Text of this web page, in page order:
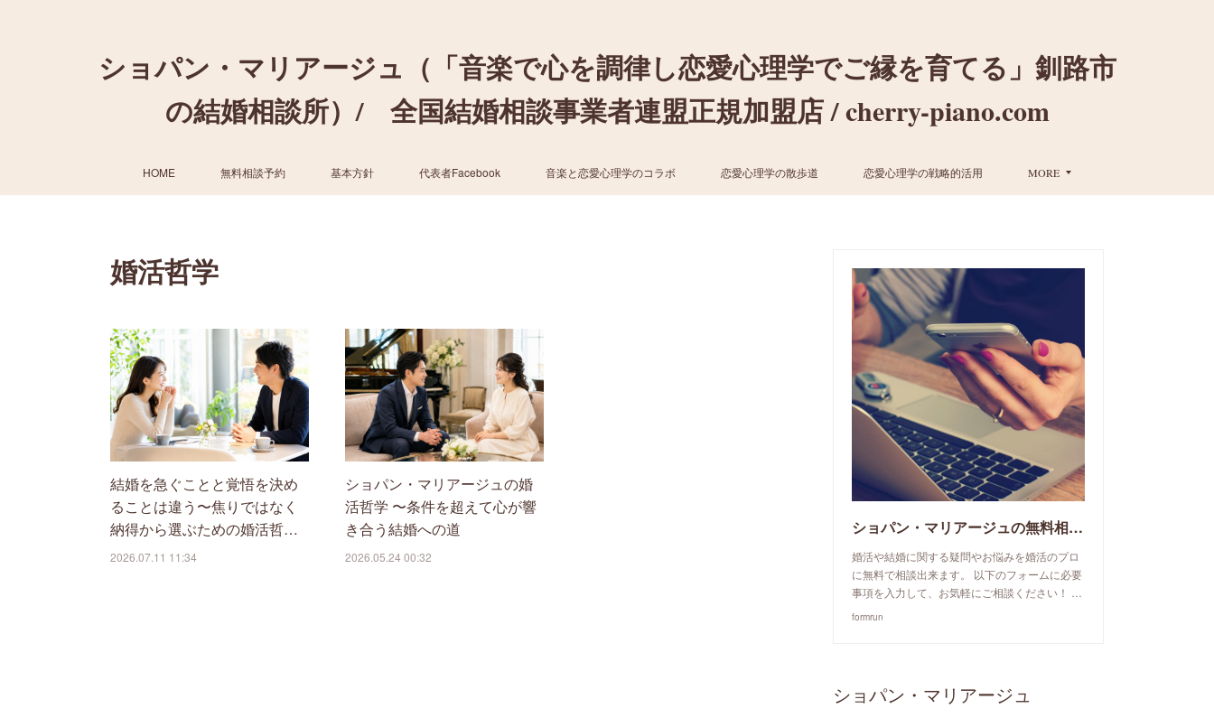
ショパン・マリアージュ（「音楽で心を調律し恋愛心理学でご縁を育てる」釧路市
の結婚相談所）/ 全国結婚相談事業者連盟正規加盟店 / cherry-piano.com
HOME 無料相談予約 基本方針 代表者Facebook 音楽と恋愛心理学のコラボ 恋愛心理学の散歩道 恋愛心理学の戦略的活用 MORE
婚活哲学
結婚を急ぐことと覚悟を決め
ることは違う〜焦りではなく
納得から選ぶための婚活哲…
2026.07.11 11:34
ショパン・マリアージュの婚
活哲学 〜条件を超えて心が響
き合う結婚への道
2026.05.24 00:32
ショパン・マリアージュの無料相談予約申込み
婚活や結婚に関する疑問やお悩みを婚活のプロ
に無料で相談出来ます。 以下のフォームに必要
事項を入力して、お気軽にご相談ください！ …
formrun
ショパン・マリアージュ